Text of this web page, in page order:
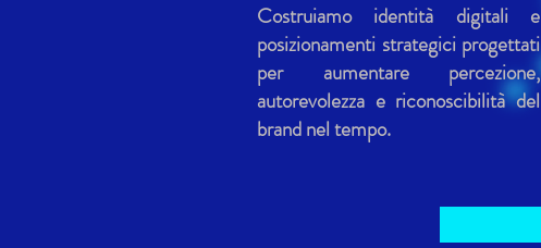
Costruiamo identità digitali e
posizionamenti strategici progettati
per aumentare percezione,
autorevolezza e riconoscibilità del
brand nel tempo.